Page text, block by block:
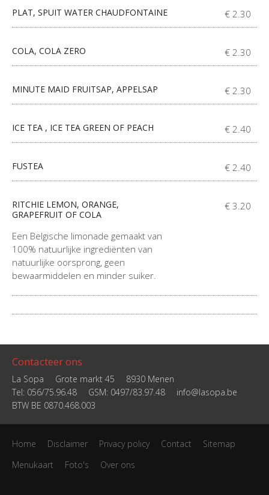
PLAT, SPUIT WATER CHAUDFONTAINE € 2.30
COLA, COLA ZERO € 2.30
MINUTE MAID FRUITSAP, APPELSAP € 2.30
ICE TEA , ICE TEA GREEN OF PEACH € 2.40
FUSTEA € 2.40
RITCHIE LEMON, ORANGE,
GRAPEFRUIT OF COLA
Een Belgische limonade gemaakt van
100% natuurlijke ingrediënten van
natuurlijke oorsprong, geen
bewaarmiddelen en minder suiker.
€ 3.20
Contacteer ons
La Sopa Grote markt 45
8930 Menen
Tel: 056/75.96.48
GSM: 0497/83.97.48
info@lasopa.be
BTW BE 0870.468.003
Home Disclaimer Privacy policy Contact
Sitemap
Menukaart
Foto's Over ons